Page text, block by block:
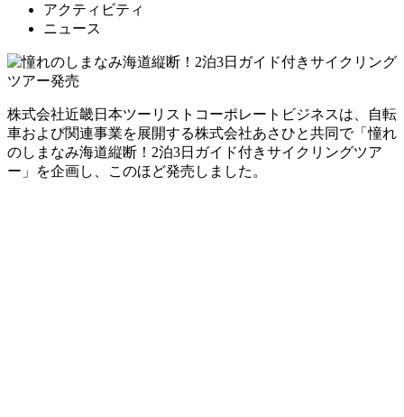
アクティビティ
ニュース
株式会社近畿日本ツーリストコーポレートビジネスは、自転
車および関連事業を展開する株式会社あさひと共同で「憧れ
のしまなみ海道縦断！2泊3日ガイド付きサイクリングツア
ー」を企画し、このほど発売しました。